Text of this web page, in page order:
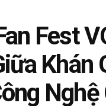
Fest
Khán
Nghệ